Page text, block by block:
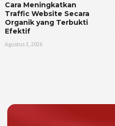
Cara Meningkatkan
Traffic Website Secara
Organik yang Terbukti
Efektif
Agustus 3, 2026